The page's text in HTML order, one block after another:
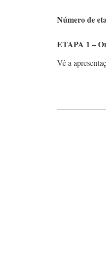
Número de
ETAPA 1 –
Vê a